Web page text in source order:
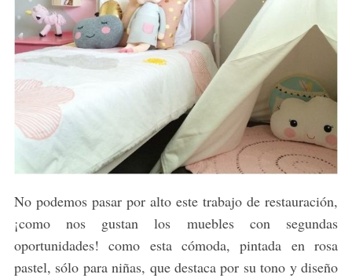
No podemos pasar por alto este trabajo de restauración,
¡como nos gustan los muebles con segundas
oportunidades! como esta cómoda, pintada en rosa
pastel, sólo para niñas, que destaca por su tono y diseño